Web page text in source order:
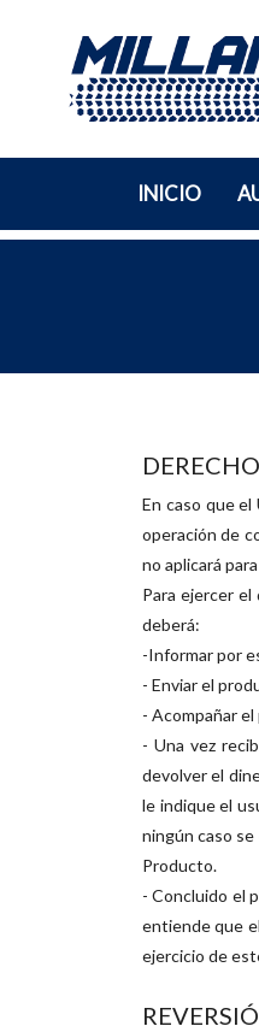
INICIO
En caso que
operación de
no aplicará
Para ejercer
deberá:
-Informar por
- Enviar el
- Acompañar
- Una vez
devolver el
le indique el
ningún caso
Producto.
- Concluido el
entiende que
ejercicio de